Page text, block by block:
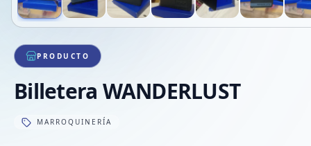
PRODUCTO
Billetera WANDERLUST
MARROQUINERÍA